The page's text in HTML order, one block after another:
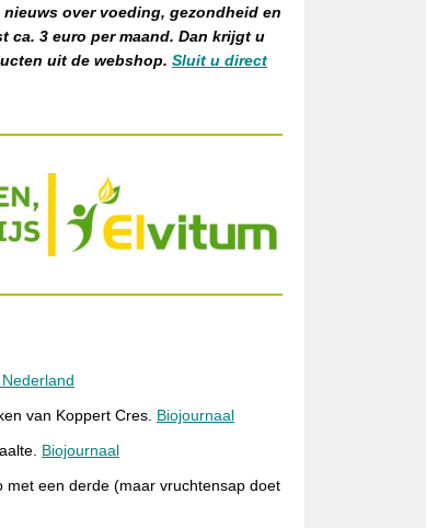
over voeding, gezondheid en
ca. 3 euro per maand. Dan krijgt u
uit de webshop. Sluit u direct
van Koppert Cres. Biojournaal
Biojournaal
met een derde (maar vruchtensap doet